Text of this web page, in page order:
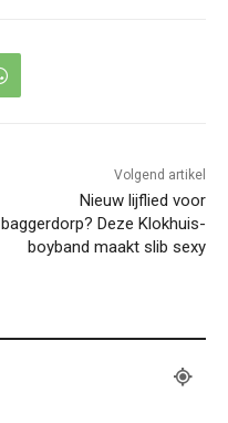
Volgend artikel
Nieuw lijflied voor
baggerdorp? Deze Klokhuis-
boyband maakt slib sexy